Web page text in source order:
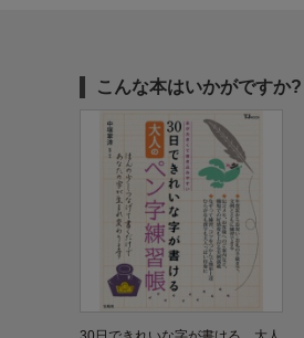
こんな本はいかがですか?